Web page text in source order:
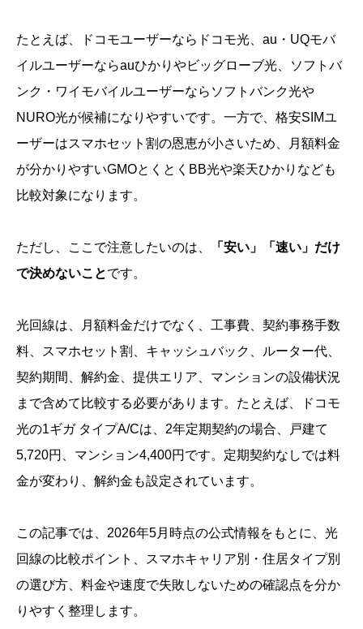
たとえば、ドコモユーザーならドコモ光、au・UQモバ
イルユーザーならauひかりやビッグローブ光、ソフトバ
ンク・ワイモバイルユーザーならソフトバンク光や
NURO光が候補になりやすいです。一方で、格安SIMユ
ーザーはスマホセット割の恩恵が小さいため、月額料金
が分かりやすいGMOとくとくBB光や楽天ひかりなども
比較対象になります。
ただし、ここで注意したいのは、
「安い」「速い」だけ
で決めないことです。
光回線は、月額料金だけでなく、工事費、契約事務手数
料、スマホセット割、キャッシュバック、ルーター代、
契約期間、解約金、提供エリア、マンションの設備状況
まで含めて比較する必要があります。たとえば、ドコモ
光の1ギガ タイプA/Cは、2年定期契約の場合、戸建て
5,720円、マンション4,400円です。定期契約なしでは料
金が変わり、解約金も設定されています。
この記事では、2026年5月時点の公式情報をもとに、光
回線の比較ポイント、スマホキャリア別・住居タイプ別
の選び方、料金や速度で失敗しないための確認点を分か
りやすく整理します。